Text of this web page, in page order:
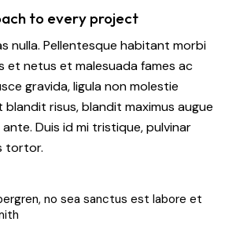
to every project
nulla. Pellentesque habitant morbi
et netus et malesuada fames ac
gravida, ligula non molestie
risus, blandit maximus augue
Duis id mi tristique, pulvinar
tortor.
no sea sanctus est labore et